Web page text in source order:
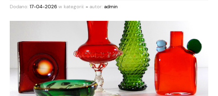
Dodano: 17-04-2026 w kategorii: - autor: admin